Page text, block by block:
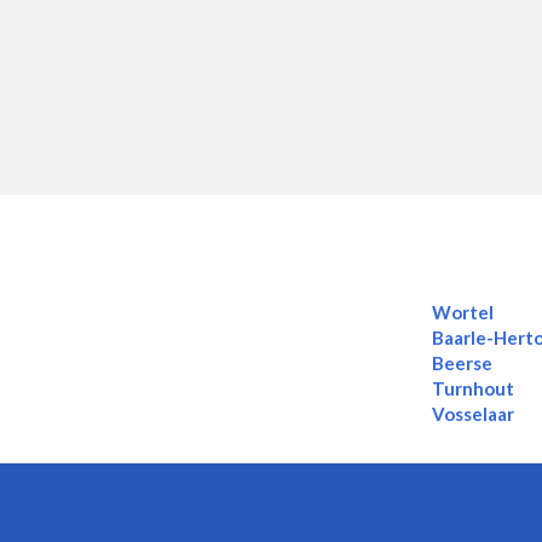
Wortel
Baarle-
Beerse
Turnhout
Vosselaar